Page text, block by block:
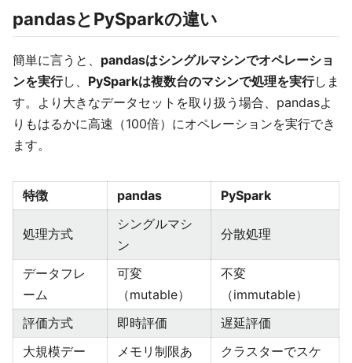
pandasとPySparkの違い
簡単に言うと、 pandasはシングルマシンでオペレーショ
ンを実行し、 PySparkは複数台のマシンで処理を実行しま
す。より大きなデータセットを取り扱う場合、pandasよ
りもはるかに高速（100倍）にオペレーションを実行でき
ます。
特徴 pandas PySpark
処理方式
シングルマシ
ン
分散処理
データフレ
ーム
可変
（mutable）
不変
（immutable）
評価方式
即時評価
遅延評価
大規模デー
メモリ制限あ
クラスターでスケ